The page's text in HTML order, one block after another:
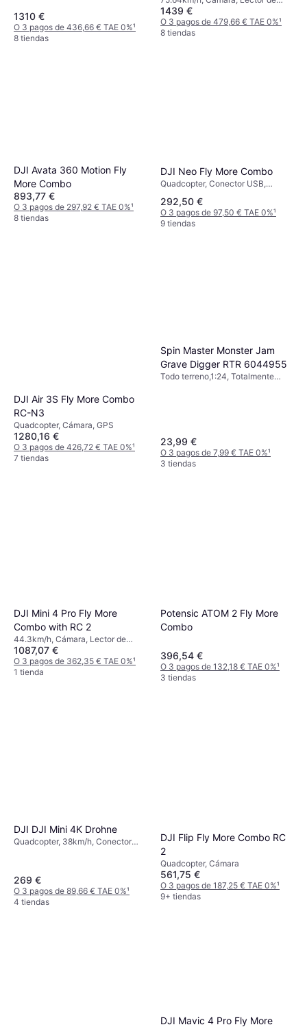
1310 €
O 3 pagos de 436,66 € TAE 0%¹
8 tiendas
tarjetas de memoria, Conector
USB, Transmisor de radio, Luces
LED, GPS, Bluetooth
1439 €
O 3 pagos de 479,66 € TAE 0%¹
8 tiendas
DJI Avata 360 Motion Fly
More Combo
893,77 €
O 3 pagos de 297,92 € TAE 0%¹
8 tiendas
DJI Neo Fly More Combo
Quadcopter, Conector USB,
Fi, Bluetooth
292,50 €
O 3 pagos de 97,50 € TAE 0%¹
9 tiendas
DJI Air 3S Fly More Combo
RC-N3
Quadcopter, Cámara, GPS
1280,16 €
O 3 pagos de 426,72 € TAE 0%¹
7 tiendas
Spin Master Monster Jam
Grave Digger RTR 6044955
Todo terreno,1:24, Totalmente
23,99 €
O 3 pagos de 7,99 € TAE 0%¹
3 tiendas
DJI Mini 4 Pro Fly More
Combo with RC 2
44.3km/h, Cámara, Lector de
tarjetas de memoria, Protector de
hélice, Soporte de cardán, Luces
LED, Conector USB, Aplicación
1087,07 €
O 3 pagos de 362,35 € TAE 0%¹
1 tienda
Potensic ATOM 2 Fly More
Combo
396,54 €
O 3 pagos de 132,18 € TAE 0%¹
3 tiendas
DJI DJI Mini 4K Drohne
Quadcopter, 38km/h, Conector
Motor sin escobillas, GLONASS,
Wi-Fi, GPS
269 €
O 3 pagos de 89,66 € TAE 0%¹
4 tiendas
DJI Flip Fly More Combo RC
2
Quadcopter, Cámara
561,75 €
O 3 pagos de 187,25 € TAE 0%¹
9+ tiendas
DJI Mavic 4 Pro Fly More